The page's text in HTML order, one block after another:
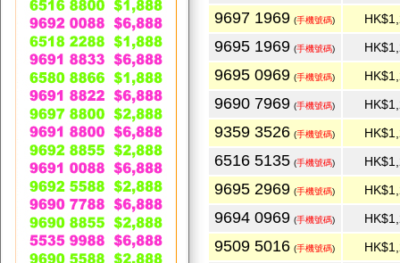
9697 1969 (手機號碼)
9695 1969 (手機號碼)
9695 0969 (手機號碼)
9690 7969 (手機號碼)
9359 3526 (手機號碼)
6516 5135 (手機號碼)
9695 2969 (手機號碼)
9694 0969 (手機號碼)
9509 5016 (手機號碼)